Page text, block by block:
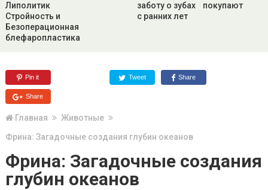
Липолитик
Стройность и
Безоперационная
блефаропластика
заботу о зубах
с ранних лет
покупают
Pin it Tweet Share
Share
Главная
Животные
Фрина: Загадочные создания глубин океанов
Фрина: Загадочные создания
глубин океанов